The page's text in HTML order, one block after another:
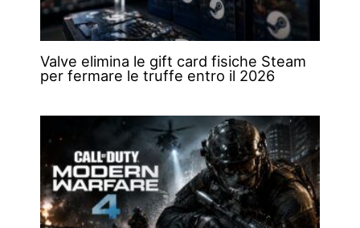
Valve elimina le gift card fisiche Steam
per fermare le truffe entro il 2026